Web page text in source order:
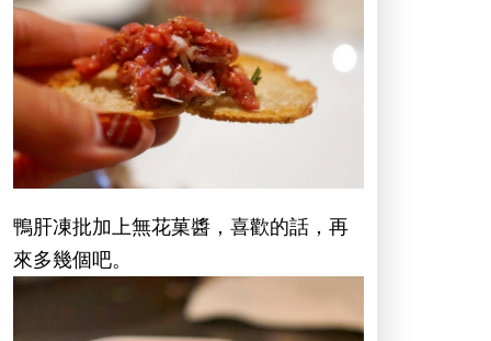
鴨肝凍批加上無花菓醬，喜歡的話，再
來多幾個吧。